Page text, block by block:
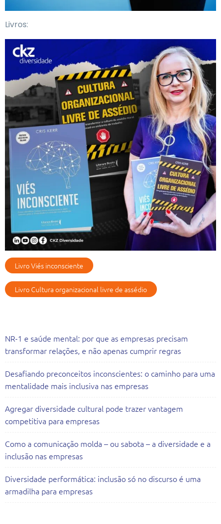
Livros:
Livro Viés inconsciente
Livro Cultura organizacional livre de assédio
NR-1 e saúde mental: por que as empresas precisam
transformar relações, e não apenas cumprir regras
Desafiando preconceitos inconscientes: o caminho para uma
mentalidade mais inclusiva nas empresas
Agregar diversidade cultural pode trazer vantagem
competitiva para empresas
Como a comunicação molda – ou sabota – a diversidade e a
inclusão nas empresas
Diversidade performática: inclusão só no discurso é uma
armadilha para empresas